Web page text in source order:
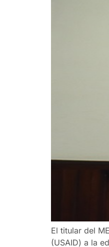
El titular del
(USAID) a la